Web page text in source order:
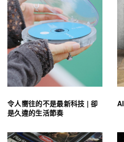
令人嚮往的不是最新科技 | 卻
是久違的生活節奏